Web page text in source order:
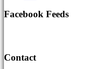
Facebook Feeds
Contact